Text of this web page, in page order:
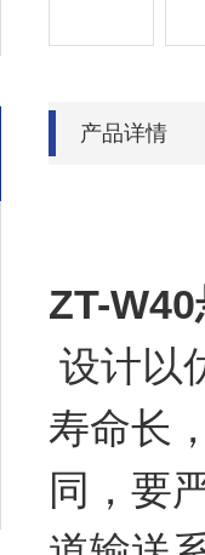
产品详情
ZT-
设计以
寿命长
同，要